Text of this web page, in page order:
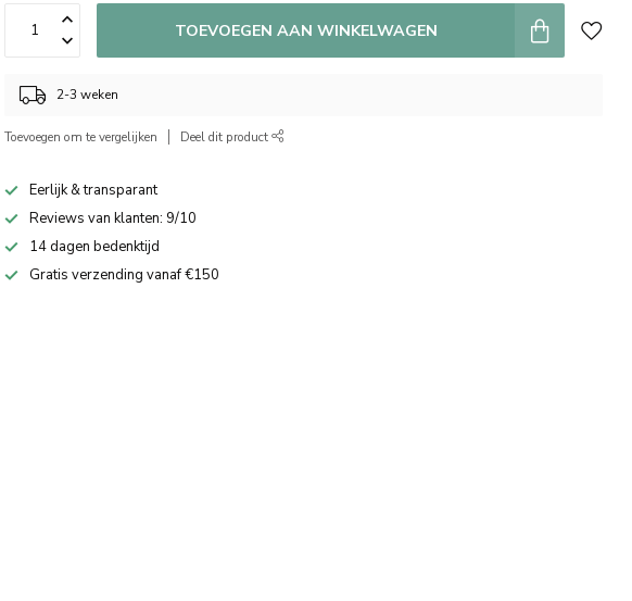
TOEVOEGEN AAN WINKELWAGEN
2-3 weken
Toevoegen om te vergelijken Deel dit product
Eerlijk & transparant
Reviews van klanten: 9/10
14 dagen bedenktijd
Gratis verzending vanaf €150